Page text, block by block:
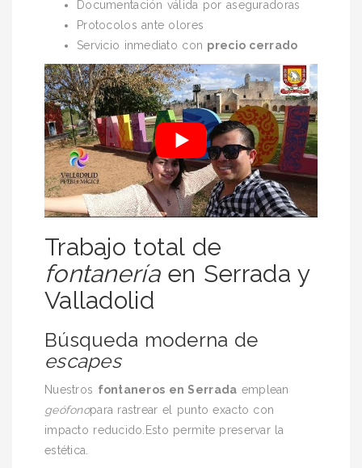
Documentación válida por aseguradoras
Protocolos ante olores
Servicio inmediato con precio cerrado
Trabajo total de
fontaneríaen Serrada y
Valladolid
Búsqueda moderna de
escapes
Nuestros fontaneros en Serrada emplean
geófonopara rastrear el punto exacto con
impacto reducido.Esto permite preservar la
estética.